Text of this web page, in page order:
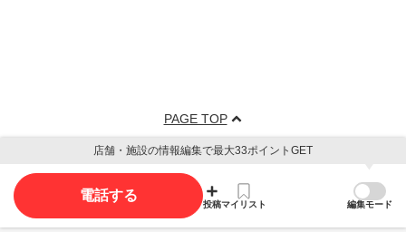
PAGE TOP
店舗・施設の情報編集で最大33ポイントGET
電話する
投稿マイリスト 編集モード